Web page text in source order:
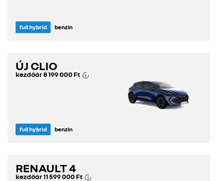
full hybrid benzin
ÚJ CLIO
kezdőár8 199 000 Ft
full hybrid benzin
RENAULT 4
kezdőár11 599 000 Ft